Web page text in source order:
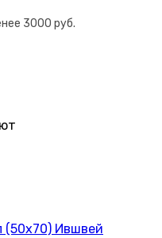
(50х70) Ившвей